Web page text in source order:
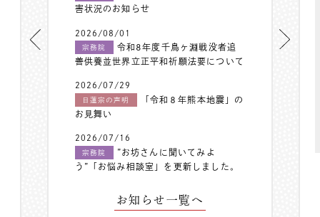
害状況のお知らせ
2026/08/01
宗務院
令和8年度千鳥ヶ淵戦没者追
善供養並世界立正平和祈願法要について
2026/07/29
日蓮宗の声明
「令和８年熊本地震」の
お見舞い
2026/07/16
宗務院
”お坊さんに聞いてみよ
う”「お悩み相談室」を更新しました。
お知らせ一覧へ